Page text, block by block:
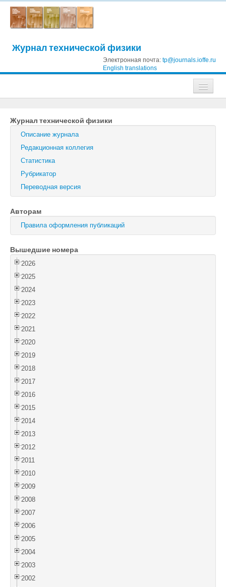
Журнал технической физики
Электронная почта: tp@journals.ioffe.ru
English translations
Журнал технической физики
Письма в Журнал технической физики
Физика твердого тела
Поиск
Журнал технической физики
Описание журнала
Редакционная коллегия
Статистика
Рубрикатор
Переводная версия
Авторам
Правила оформления публикаций
Вышедшие номера
2026
2025
2024
2023
2022
2021
2020
2019
2018
2017
2016
2015
2014
2013
2012
2011
2010
2009
2008
2007
2006
2005
2004
2003
2002